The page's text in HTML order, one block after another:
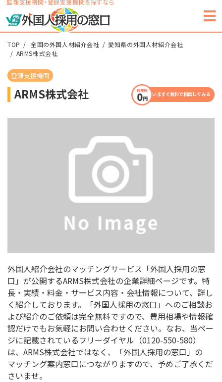
監理支援機関・登録支援機関を探すなら
TOP 全国の外国人材紹介会社
愛知県の外国人材紹介会社
ARMS株式会社
登録支援機関
ARMS株式会社 いますぐ無料で相談してみる
外国人紹介会社のマッチングサービス「外国人採用の窓
口」が公開するARMS株式会社の企業詳細ページです。特
長・実績・料金・サービス内容・会社情報について、詳し
く紹介しております。「外国人採用の窓口」へのご相談お
よび紹介のご依頼は完全無料ですので、費用相場や情報確
認だけでもお気軽にお問い合わせください。なお、当ペー
ジに記載されているフリーダイヤル（0120-550-580）
は、ARMS株式会社ではなく、「外国人採用の窓口」の
マッチング案内窓口につながりますので、予めご了承くだ
さいませ。